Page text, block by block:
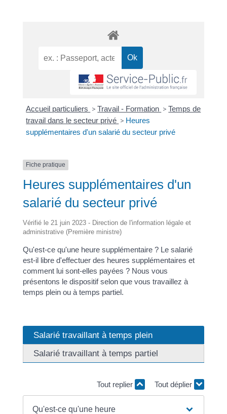
Accueil particuliers > Travail - Formation > Temps de
travail dans le secteur privé > Heures
supplémentaires d'un salarié du secteur privé
Fiche pratique
Heures supplémentaires d'un
salarié du secteur privé
Vérifié le 21 juin 2023 - Direction de l'information légale et
administrative (Première ministre)
Qu'est-ce qu'une heure supplémentaire ? Le salarié
est-il libre d'effectuer des heures supplémentaires et
comment lui sont-elles payées ? Nous vous
présentons le dispositif selon que vous travaillez à
temps plein ou à temps partiel.
Salarié travaillant à temps plein
Salarié travaillant à temps partiel
Tout replier Tout déplier
Qu'est-ce qu'une heure